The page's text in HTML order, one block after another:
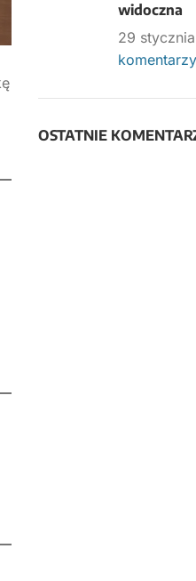
widoczna
29
komentarzy
OSTATNIE